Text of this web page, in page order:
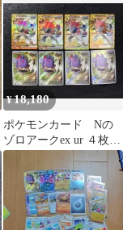
¥18,180
ポケモンカード Nの
ゾロアークex ur ４枚
Nのゾロア ar ４枚 セ
ット